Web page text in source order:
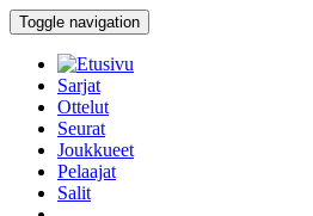
Toggle navigation
Sarjat
Ottelut
Seurat
Joukkueet
Pelaajat
Salit